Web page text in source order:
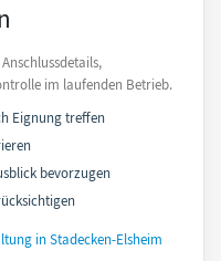
im laufenden Betrieb.
Eignung treffen
bevorzugen
in Stadecken-Elsheim